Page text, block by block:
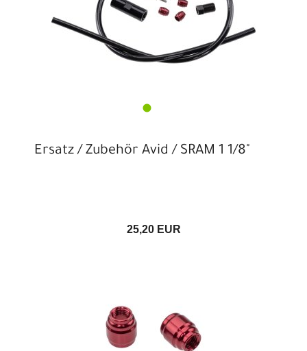
Ersatz / Zubehör Avid / SRAM 1 1/8"
25,20 EUR